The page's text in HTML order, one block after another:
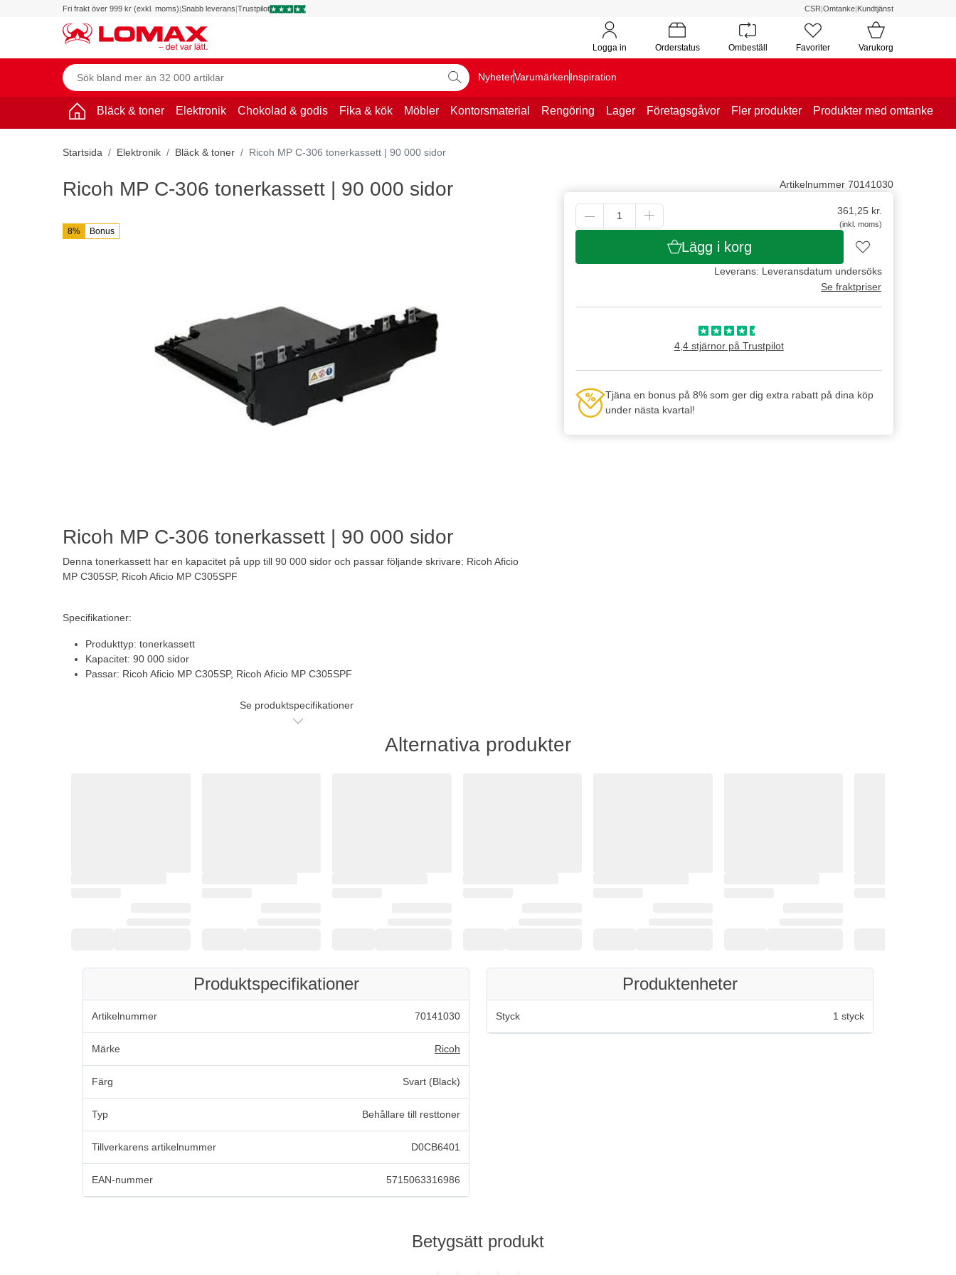
Fri frakt över 999 kr (exkl. moms)|Snabb leverans|Trustpilot CSR|Omtanke|Kundtjänst
Logga in Orderstatus Ombeställ Favoriter Varukorg
NyheterVarumärkenInspiration
Bläck & toner Elektronik Chokolad & godis Fika & kök Möbler Kontorsmaterial Rengöring Lager Företagsgåvor Fler produkter Produkter med omtanke
Startsida Elektronik Bläck & toner Ricoh MP C-306 tonerkassett | 90 000 sidor
8% Bonus
Ricoh MP C-306 tonerkassett | 90 000 sidor
Denna tonerkassett har en kapacitet på upp till 90 000 sidor och passar följande skrivare: Ricoh Aficio
MP C305SP, Ricoh Aficio MP C305SPF
Specifikationer:
Produkttyp: tonerkassett
Kapacitet: 90 000 sidor
Passar: Ricoh Aficio MP C305SP, Ricoh Aficio MP C305SPF
Se produktspecifikationer
Artikelnummer 70141030
361,25kr.
(inkl. moms)
Lägg i korg
Leverans: Leveransdatum undersöks
Se fraktpriser
4,4 stjärnor på Trustpilot
Tjäna en bonus på 8% som ger dig extra rabatt på dina köp
under nästa kvartal!
Ricoh MP C-306 tonerkassett | 90 000 sidor
Alternativa produkter
Produktspecifikationer
Artikelnummer 70141030
Märke Ricoh
Färg Svart (Black)
Typ Behållare till resttoner
Tillverkarens artikelnummer D0CB6401
EAN-nummer 5715063316986
Produktenheter
Styck 1 styck
Betygsätt produkt